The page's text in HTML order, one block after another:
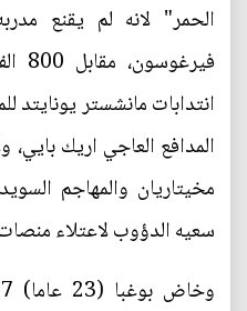
الحمر" لانه لم يقنع
انتدابات مانشستر
المدافع العاجي اريك
مخيتاريان والمهاجم
سعيه الدؤوب لاعتلاء